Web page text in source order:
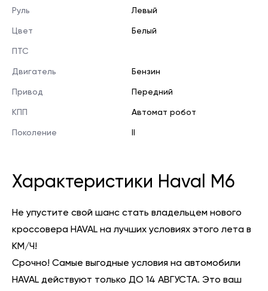
Руль Левый
Цвет Белый
ПТС
Двигатель Бензин
Привод Передний
КПП Автомат робот
Поколение II
Характеристики Haval M6
Не упустите свой шанс стать владельцем нового
кроссовера HAVAL на лучших условиях этого лета в
КМ/Ч!
Срочно! Самые выгодные условия на автомобили
HAVAL действуют только ДО 14 АВГУСТА. Это ваш